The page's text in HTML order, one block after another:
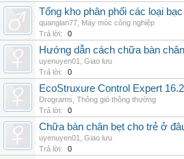
Tổng kho phân phối các loại
quanglan77 Máy móc công nghiệp
Trả lời:
0
Hướng dẫn cách chữa bàn
uyenuyen01
Giao lưu
Trả lời:
0
EcoStruxure Control Expert
Drograms Thông gió thông thường
Trả lời:
0
Chữa bàn chân bẹt cho trẻ ở
uyenuyen01
Giao lưu
Trả lời:
0